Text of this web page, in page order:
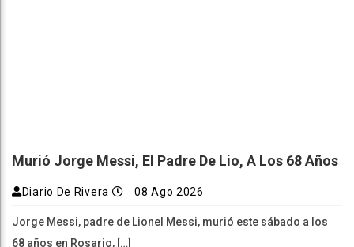
Murió Jorge Messi, El Padre De Lio, A Los 68 Años
Diario De Rivera 08 Ago 2026
Jorge Messi, padre de Lionel Messi, murió este sábado a los
68 años en Rosario, […]